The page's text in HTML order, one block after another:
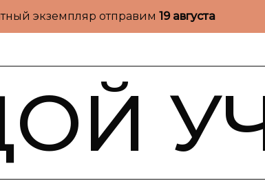
экземпляр отправим 19 августа